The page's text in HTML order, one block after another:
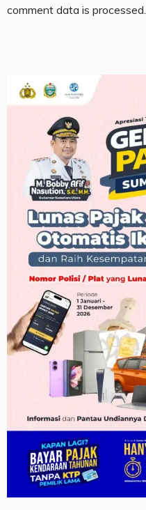
comment data is processed.